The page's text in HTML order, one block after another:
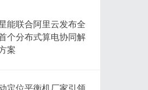
能联合阿里云发布全
个分布式算电协同解
案
定位平衡机厂家引领